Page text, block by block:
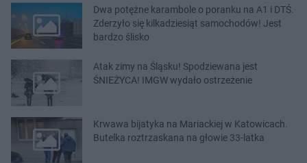
Dwa potężne karambole o poranku na A1 i DTŚ.
Zderzyło się kilkadziesiąt samochodów! Jest
bardzo ślisko
Atak zimy na Śląsku! Spodziewana jest
ŚNIEŻYCA! IMGW wydało ostrzeżenie
Krwawa bijatyka na Mariackiej w Katowicach.
Butelka roztrzaskana na głowie 33-latka